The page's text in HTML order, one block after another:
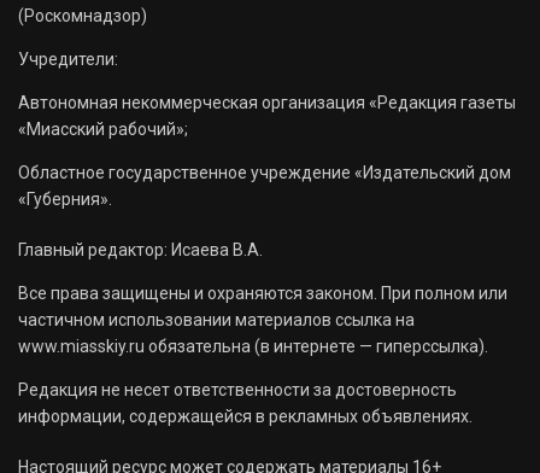
(Роскомнадзор)
Учредители:
Автономная некоммерческая организация «Редакция газеты
«Миасский рабочий»;
Областное государственное учреждение «Издательский дом
«Губерния».
Главный редактор: Исаева В.А.
Все права защищены и охраняются законом. При полном или
частичном использовании материалов ссылка на
www.miasskiy.ru обязательна (в интернете — гиперссылка).
Редакция не несет ответственности за достоверность
информации, содержащейся в рекламных объявлениях.
Настоящий ресурс может содержать материалы 16+